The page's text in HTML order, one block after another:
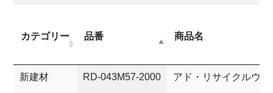
カテゴリー 品番 商品名
新建材 RD-043M57-2000 アド・リサイクルウ